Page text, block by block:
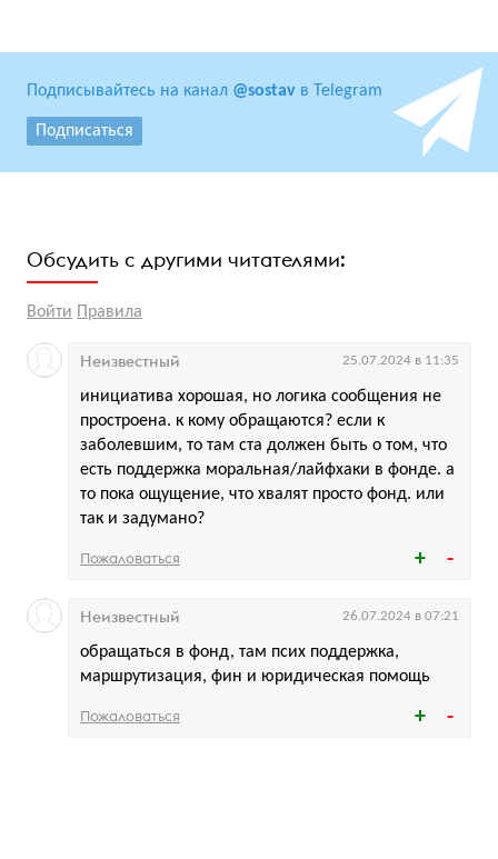
Подписывайтесь на канал @sostav в Telegram
Подписаться
Обсудить с другими читателями:
Войти Правила
инициатива хорошая, но логика сообщения не
простроена. к кому обращаются? если к
заболевшим, то там ста должен быть о том, что
есть поддержка моральная/лайфхаки в фонде. а
то пока ощущение, что хвалят просто фонд. или
так и задумано?
Неизвестный 25.07.2024 в 11:35
Пожаловаться
обращаться в фонд, там псих поддержка,
маршрутизация, фин и юридическая помощь
Неизвестный 26.07.2024 в 07:21
Пожаловаться